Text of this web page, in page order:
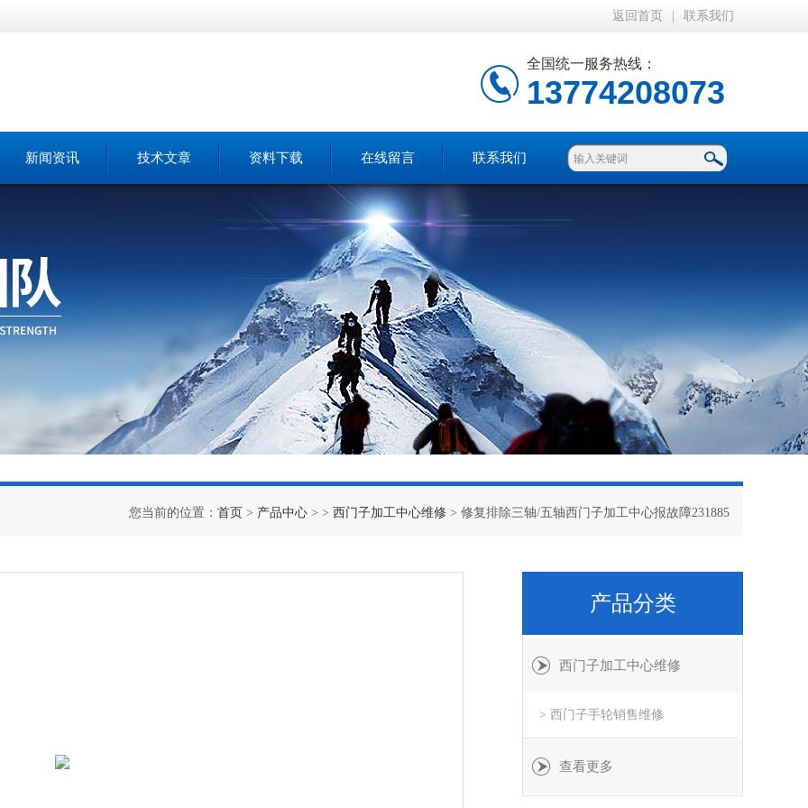
返回首页 联系我们
全国统一服务热线：
13774208073
新闻资讯 技术文章 资料下载 在线留言 联系我们
您当前的位置： 首页 > 产品中心 > > 西门子加工中心维修 > 修复排除三轴/五轴西门子加工中心报故障231885
产品分类
西门子加工中心维修
> 西门子手轮销售维修
查看更多